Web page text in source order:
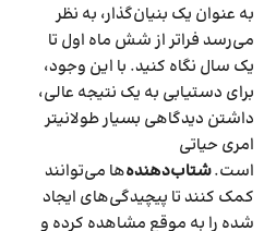
به عنوان یک بنیان‌گذار‌، به نظر
می‌رسد فراتر از شش ماه اول تا
یک سال نگاه کنید. با این وجود‌،
برای دستیابی به یک نتیجه عالی،
داشتن دیدگاهی بسیار طولانی­تر
امری حیاتی
است.شتاب‌دهنده‌ها می‌توانند
کمک کنند تا پیچیدگی‌های ایجاد
شده را به موقع مشاهده کرده و